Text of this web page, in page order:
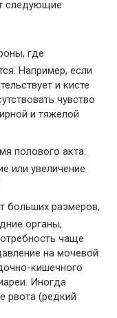
следующие
где
Например, если
и кисте
чувство
и тяжелой
полового акта.
или увеличение
больших размеров,
органы,
чаще
на мочевой
кишечного
Иногда
рвота (редкий